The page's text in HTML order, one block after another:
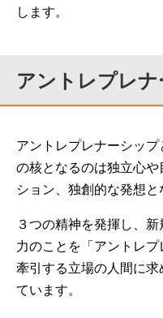
します。
アントレプレ
アントレプレナーシッ
の核となるのは独立心
ション、独創的な発想と
３つの精神を発揮し、
力のことを「アントレ
牽引する立場の人間に
ています。